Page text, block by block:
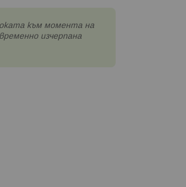
към момента на
изчерпана